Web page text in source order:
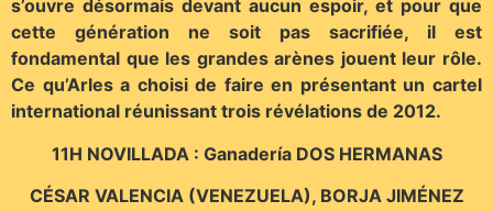
s’ouvre désormais devant aucun espoir, et pour que
cette génération ne soit pas sacrifiée, il est
fondamental que les grandes arènes jouent leur rôle.
Ce qu’Arles a choisi de faire en présentant un cartel
international réunissant trois révélations de 2012.
11H NOVILLADA : Ganadería DOS HERMANAS
CÉSAR VALENCIA (VENEZUELA), BORJA JIMÉNEZ